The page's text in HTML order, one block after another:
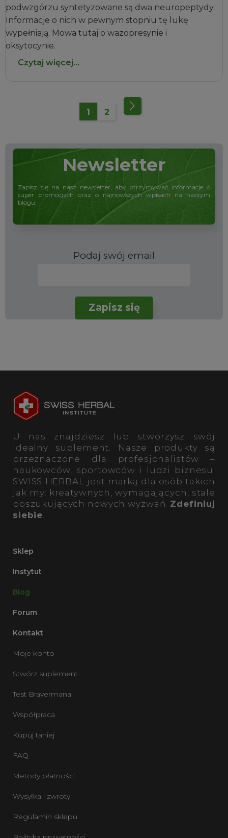
podwzgórzu syntetyzowane są dwa neuropeptydy.
Informacje o nich w pewnym stopniu tę lukę
wypełniają. Mowa tutaj o wazopresynie i
oksytocynie.
Czytaj więcej...
1 2
Newsletter
Zapisz się na nasz newsletter, aby otrzymywać informacje o
super promocjach oraz o najnowszych wpisach na naszym
blogu.
Podaj swój email
U nas znajdziesz lub stworzysz swój
idealny suplement. Nasze produkty są
przeznaczone dla profesjonalistów –
naukowców, sportowców i ludzi biznesu.
SWISS HERBAL jest marką dla osób takich
jak my: kreatywnych, wymagających, stale
poszukujących nowych wyzwań. Zdefiniuj
siebie
Sklep
Instytut
Blog
Forum
Kontakt
Moje konto
Stwórz suplement
Test Bravermana
Współpraca
Kupuj taniej
FAQ
Metody płatności
Wysyłka i zwroty
Regulamin sklepu